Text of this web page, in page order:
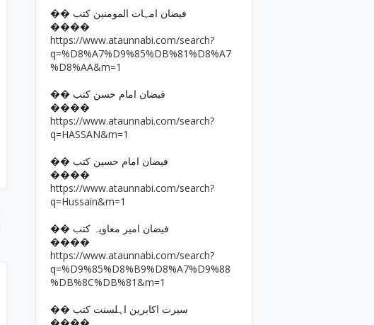
�� فیضان امہات المومنین کتب
����
https://www.ataunnabi.com/search?
q=%D8%A7%D9%85%DB%81%D8%A7
%D8%AA&m=1
�� فیضان امام حسن کتب
����
https://www.ataunnabi.com/search?
q=HASSAN&m=1
�� فیضان امام حسین کتب
����
https://www.ataunnabi.com/search?
q=Hussain&m=1
�� فیضان امیر معاویہ کتب
����
https://www.ataunnabi.com/search?
q=%D9%85%D8%B9%D8%A7%D9%88
%DB%8C%DB%81&m=1
�� سیرت اکابرین اہلسنت کتب